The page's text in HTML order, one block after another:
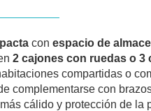
con espacio de
2 cajones con ruedas o 3
compartidas o
complementarse con
cálido y protección de la